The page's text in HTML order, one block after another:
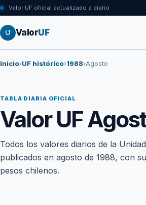
Valor UF oficial actualizado a diario
ValorUF
Inicio›UF histórico›1988›Agosto
TABLA DIARIA OFICIAL
Valor UF
Todos los valores diarios de la
publicados en agosto de 1988, con
pesos chilenos.